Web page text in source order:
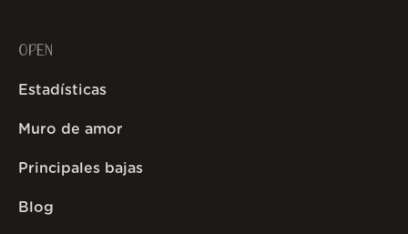
OPEN
Estadísticas
Muro de amor
Principales bajas
Blog